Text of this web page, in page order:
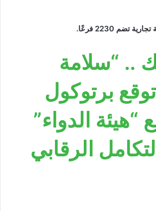
.. “سلامة
توقع برتوكول
“هيئة الدواء”
الرقابي